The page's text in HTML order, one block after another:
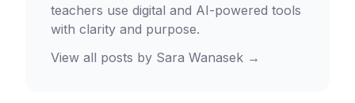
teachers use digital and AI-powered tools
with clarity and purpose.
View all posts by Sara Wanasek →